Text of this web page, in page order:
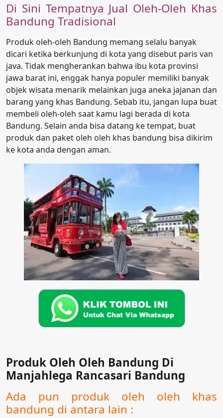
Di Sini Tempatnya Jual Oleh-Oleh Khas
Bandung Tradisional
Produk oleh-oleh Bandung memang selalu banyak
dicari ketika berkunjung di kota yang disebut paris van
java. Tidak mengherankan bahwa ibu kota provinsi
jawa barat ini, enggak hanya populer memiliki banyak
objek wisata menarik melainkan juga aneka jajanan dan
barang yang khas Bandung. Sebab itu, jangan lupa buat
membeli oleh-oleh saat kamu lagi berada di kota
Bandung. Selain anda bisa datang ke tempat, buat
produk dan paket oleh oleh khas bandung bisa dikirim
ke kota anda dengan aman.
Produk Oleh Oleh Bandung Di
Manjahlega Rancasari Bandung
Ada pun produk oleh oleh khas
bandung di antara lain :